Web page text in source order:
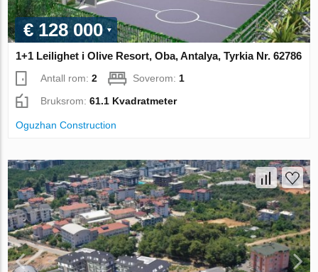
€ 128 000
1+1 Leilighet i Olive Resort, Oba, Antalya, Tyrkia Nr. 62786
Antall rom:2 Soverom: 1
Bruksrom:61.1 Kvadratmeter
Oguzhan Construction